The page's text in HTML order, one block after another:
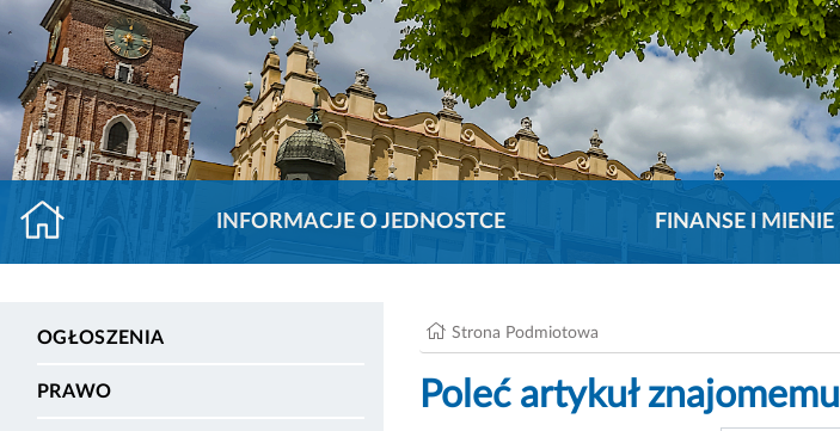
INFORMACJE O JEDNOSTCE FINANSE I MIENIE
OGŁOSZENIA
PRAWO
Strona Podmiotowa
Poleć artykuł znajomemu